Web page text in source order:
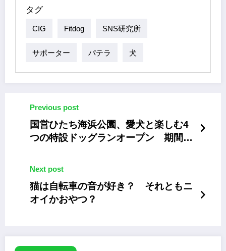
タグ
CIG Fitdog SNS研究所
サポーター パテラ 犬
Previous post
国営ひたち海浜公園、愛犬と楽しむ4
つの特設ドッグランオープン 期間限
Next post
猫は自転車の音が好き？ それともニ
オイかおやつ？